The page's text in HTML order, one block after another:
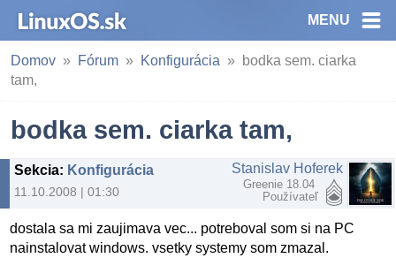
MENU
Domov Fórum Konfigurácia
bodka sem. ciarka
tam,
bodka sem. ciarka tam,
Sekcia: Konfigurácia
11.10.2008 | 01:30
Stanislav Hoferek
Greenie 18.04
Používateľ
dostala sa mi zaujimava vec... potreboval som si na PC
nainstalovat windows. vsetky systemy som zmazal.